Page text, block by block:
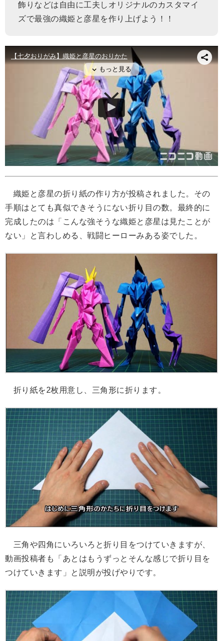
飾りなどは自由に工夫しオリジナルのカスタマイ
ズで最強の織姫と彦星を作り上げよう！！
織姫と彦星の折り紙の作り方が投稿されました。その
手順はとても真似できそうにない折り目の数。最終的に
完成したのは「こんな強そうな織姫と彦星は見たことが
ない」と言わしめる、戦闘ヒーローみある姿でした。
折り紙を2枚用意し、三角形に折ります。
三角や四角にいろいろと折り目をつけていきますが、
動画投稿者も「あとはもうずっとそんな感じで折り目を
つけていきます」と説明が投げやりです。